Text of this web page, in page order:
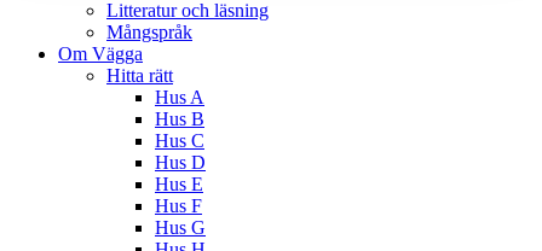
Litteratur och läsning
Mångspråk
Om Vägga
Hitta rätt
Hus A
Hus B
Hus C
Hus D
Hus E
Hus F
Hus G